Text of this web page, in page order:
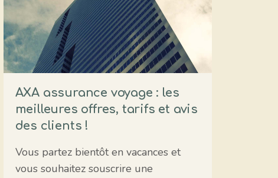
AXA assurance voyage : les
meilleures offres, tarifs et avis
des clients !
Vous partez bientôt en vacances et
vous souhaitez souscrire une